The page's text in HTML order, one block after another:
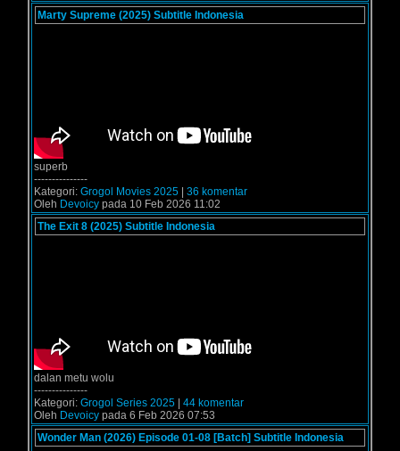
Marty Supreme (2025) Subtitle Indonesia
superb
---------------
Kategori: Grogol Movies 2025
36 komentar
Oleh Devoicy pada 10 Feb 2026 11:02
The Exit 8 (2025) Subtitle Indonesia
dalan metu wolu
---------------
Kategori: Grogol Series 2025
44 komentar
Oleh Devoicy pada 6 Feb 2026 07:53
Wonder Man (2026) Episode 01-08 [Batch] Subtitle Indonesia